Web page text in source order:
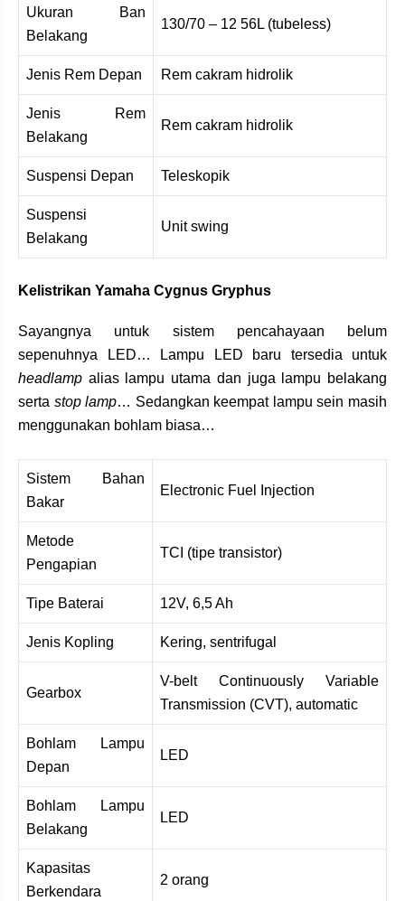
Ukuran Ban
Belakang
130/70 – 12 56L (tubeless)
Jenis Rem Depan Rem cakram hidrolik
Jenis Rem
Belakang
Rem cakram hidrolik
Suspensi Depan Teleskopik
Suspensi
Belakang
Unit swing
Kelistrikan Yamaha Cygnus Gryphus
Sayangnya untuk sistem pencahayaan belum
sepenuhnya LED… Lampu LED baru tersedia untuk
headlamp alias lampu utama dan juga lampu belakang
serta stop lamp… Sedangkan keempat lampu sein masih
menggunakan bohlam biasa…
Sistem Bahan
Bakar
Electronic Fuel Injection
Metode
Pengapian
TCI (tipe transistor)
Tipe Baterai 12V, 6,5 Ah
Jenis Kopling Kering, sentrifugal
Gearbox
V-belt Continuously Variable
Transmission (CVT), automatic
Bohlam Lampu
Depan
LED
Bohlam Lampu
Belakang
LED
Kapasitas
Berkendara
2 orang